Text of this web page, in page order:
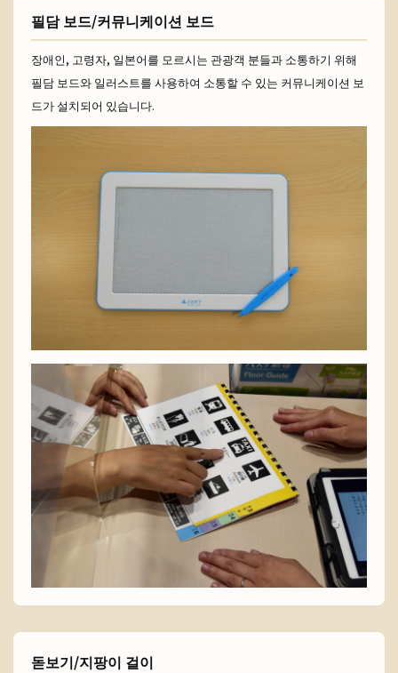
필담 보드/커뮤니케이션 보드
장애인, 고령자, 일본어를 모르시는 관광객 분들과 소통하기 위해
필담 보드와 일러스트를 사용하여 소통할 수 있는 커뮤니케이션 보
드가 설치되어 있습니다.
돋보기/지팡이 걸이